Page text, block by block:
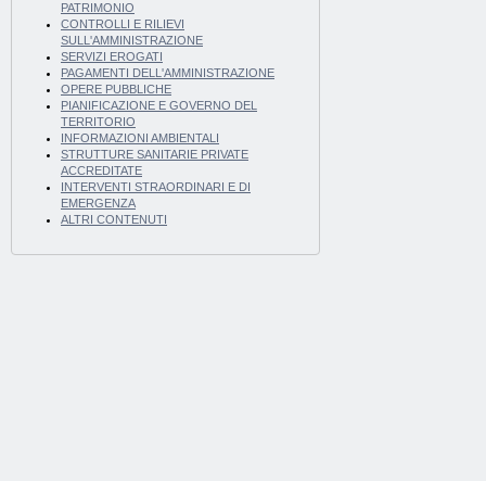
PATRIMONIO
CONTROLLI E RILIEVI
SULL'AMMINISTRAZIONE
SERVIZI EROGATI
PAGAMENTI DELL'AMMINISTRAZIONE
OPERE PUBBLICHE
PIANIFICAZIONE E GOVERNO DEL
TERRITORIO
INFORMAZIONI AMBIENTALI
STRUTTURE SANITARIE PRIVATE
ACCREDITATE
INTERVENTI STRAORDINARI E DI
EMERGENZA
ALTRI CONTENUTI